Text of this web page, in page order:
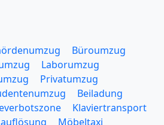
Büroumzug
Laborumzug
Privatumzug
Beiladung
Klaviertransport
Möbeltaxi